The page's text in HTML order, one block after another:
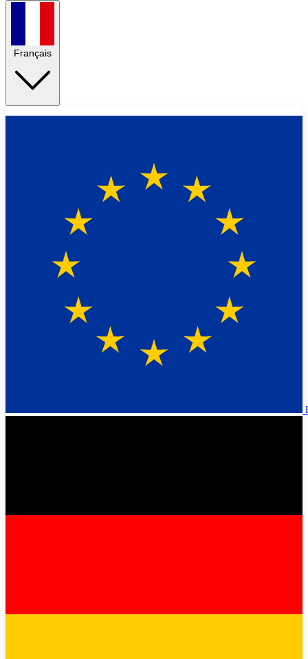
Français